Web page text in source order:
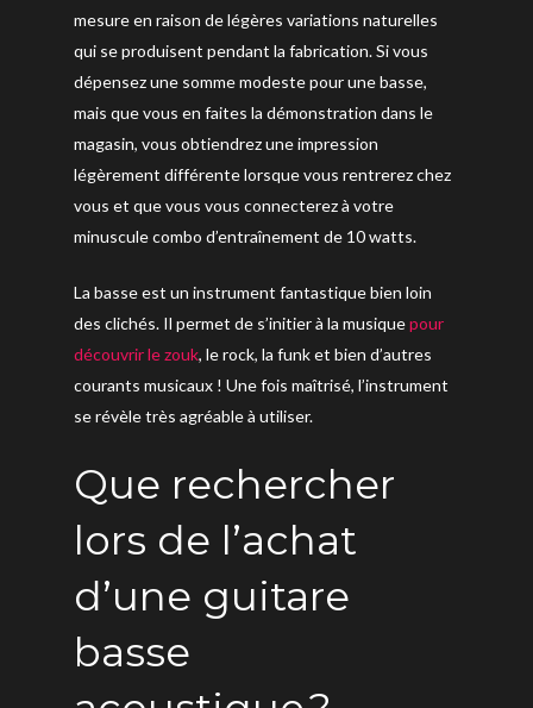
mesure en raison de légères variations naturelles
qui se produisent pendant la fabrication. Si vous
dépensez une somme modeste pour une basse,
mais que vous en faites la démonstration dans le
magasin, vous obtiendrez une impression
légèrement différente lorsque vous rentrerez chez
vous et que vous vous connecterez à votre
minuscule combo d’entraînement de 10 watts.
La basse est un instrument fantastique bien loin
des clichés. Il permet de s’initier à la musiquepour
découvrir le zouk, le rock, la funk et bien d’autres
courants musicaux ! Une fois maîtrisé, l’instrument
se révèle très agréable à utiliser.
Que rechercher
lors de l’achat
d’une guitare
basse